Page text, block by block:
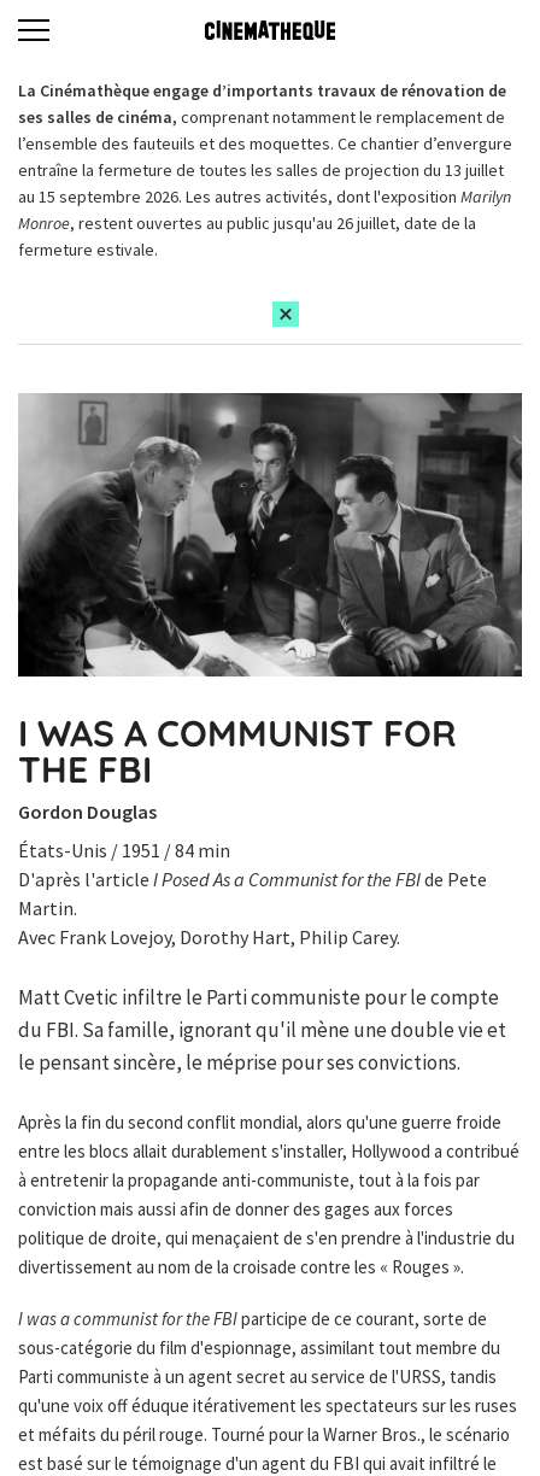
La Cinémathèque engage d’importants travaux de rénovation de
ses salles de cinéma, comprenant notamment le remplacement de
l’ensemble des fauteuils et des moquettes. Ce chantier d’envergure
entraîne la fermeture de toutes les salles de projection du 13 juillet
au 15 septembre 2026. Les autres activités, dont l'exposition Marilyn
Monroe, restent ouvertes au public jusqu'au 26 juillet, date de la
fermeture estivale.
I WAS A COMMUNIST FOR
THE FBI
Gordon Douglas
États-Unis / 1951 / 84 min
D'après l'article I Posed As a Communist for the FBIde Pete
Martin.
Avec Frank Lovejoy, Dorothy Hart, Philip Carey.
Matt Cvetic infiltre le Parti communiste pour le compte
du FBI. Sa famille, ignorant qu'il mène une double vie et
le pensant sincère, le méprise pour ses convictions.
Après la fin du second conflit mondial, alors qu'une guerre froide
entre les blocs allait durablement s'installer, Hollywood a contribué
à entretenir la propagande anti-communiste, tout à la fois par
conviction mais aussi afin de donner des gages aux forces
politique de droite, qui menaçaient de s'en prendre à l'industrie du
divertissement au nom de la croisade contre les « Rouges ».
I was a communist for the FBIparticipe de ce courant, sorte de
sous-catégorie du film d'espionnage, assimilant tout membre du
Parti communiste à un agent secret au service de l'URSS, tandis
qu'une voix off éduque itérativement les spectateurs sur les ruses
et méfaits du péril rouge. Tourné pour la Warner Bros., le scénario
est basé sur le témoignage d'un agent du FBI qui avait infiltré le